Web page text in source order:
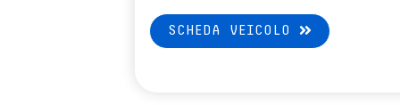
SCHEDA VEICOLO